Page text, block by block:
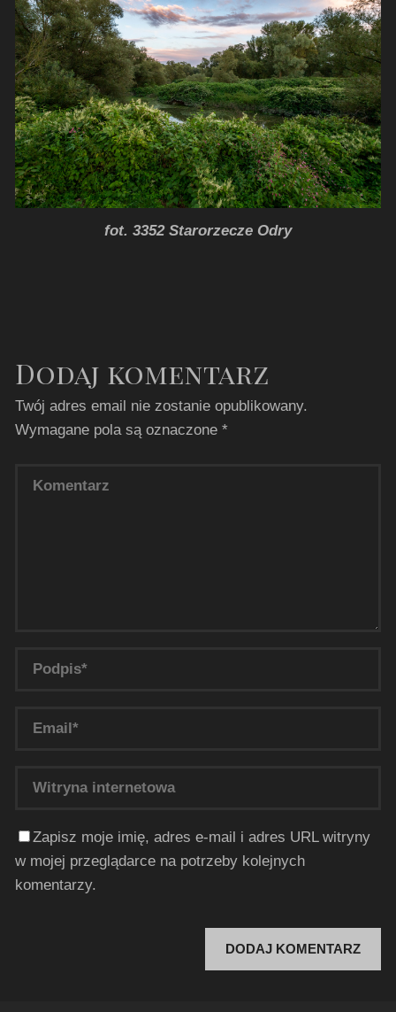
fot. 3352 Starorzecze Odry
Dodaj komentarz
Twój adres email nie zostanie opublikowany.
Wymagane pola są oznaczone*
Zapisz moje imię, adres e-mail i adres URL witryny
w mojej przeglądarce na potrzeby kolejnych
komentarzy.